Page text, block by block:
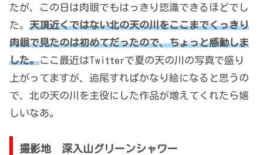
たが、この日は肉眼でもはっきり認識できるほどでし
た。 天頂近くではない北の天の川をここまでくっきり
肉眼で見たのは初めてだったので、ちょっと感動しま
した。ここ最近はTwitterで夏の天の川の写真で盛り
上がってますが、追尾すればかなり絵になると思うの
で、北の天の川を主役にした作品が増えてくれたら嬉
しいなあ。
撮影地 深入山グリーンシャワー